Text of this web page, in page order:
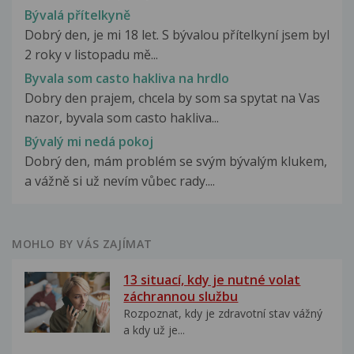
Bývalá přítelkyně
Dobrý den, je mi 18 let. S bývalou přítelkyní jsem byl
2 roky v listopadu mě...
Byvala som casto hakliva na hrdlo
Dobry den prajem, chcela by som sa spytat na Vas
nazor, byvala som casto hakliva...
Bývalý mi nedá pokoj
Dobrý den, mám problém se svým bývalým klukem,
a vážně si už nevím vůbec rady....
MOHLO BY VÁS ZAJÍMAT
13 situací, kdy je nutné volat
záchrannou službu
Rozpoznat, kdy je zdravotní stav vážný
a kdy už je...